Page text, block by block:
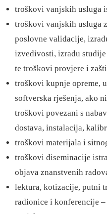
troškovi vanjskih usluga
troškovi vanjskih usluga
poslovne validacije,
izvedivosti, izradu
te troškovi provjere i
troškovi kupnje opreme,
softverska rješenja, ako
troškovi povezani s
dostava, instalacija,
troškovi materijala i
troškovi diseminacije
objava znanstvenih
lektura, kotizacije, putni
radionice i konferencije